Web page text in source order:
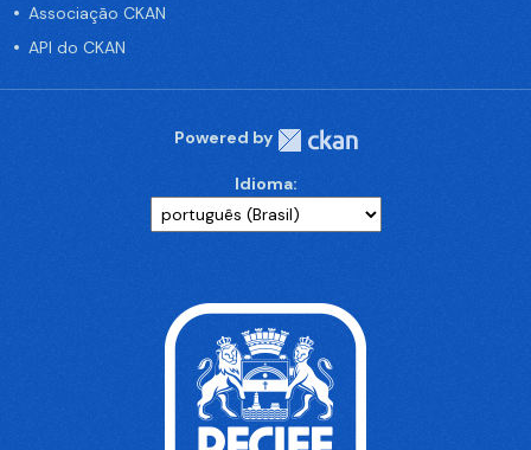
Associação CKAN
API do CKAN
Powered by
Idioma